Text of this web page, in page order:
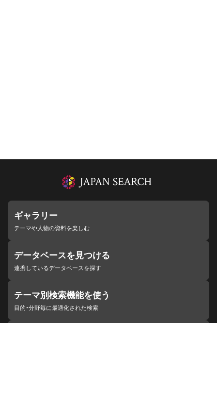
ギャラリー
テーマや人物の資料を楽しむ
データベースを見つける
連携しているデータベースを探す
テーマ別検索機能を使う
目的・分野毎に最適化された検索